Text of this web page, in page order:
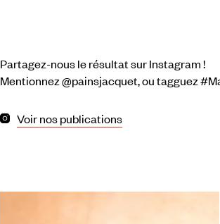
Partagez-nous le résultat sur Instagram !
Mentionnez @painsjacquet, ou tagguez
Voir nos publications